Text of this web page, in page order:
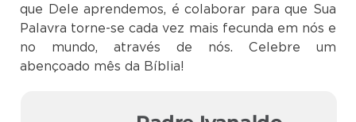
que Dele aprendemos, é colaborar para que Sua
Palavra torne-se cada vez mais fecunda em nós e
no mundo, através de nós. Celebre um
abençoado mês da Bíblia!